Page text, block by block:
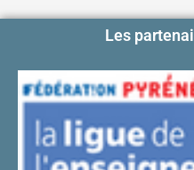
Les